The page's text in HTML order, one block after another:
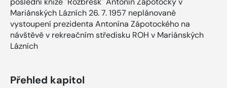
Mariánských Lázních 26. 7. 1957 neplánované
vystoupení prezidenta Antonína Zápotockého na
návštěvě v rekreačním středisku ROH v Mariánských
Lázních
Přehled kapitol